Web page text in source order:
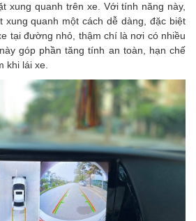
xung quanh trên xe. Với tính năng này,
xung quanh một cách dễ dàng, đặc biệt
tại đường nhỏ, thậm chí là nơi có nhiều
góp phần tăng tính an toàn, hạn chế
khi lái xe.